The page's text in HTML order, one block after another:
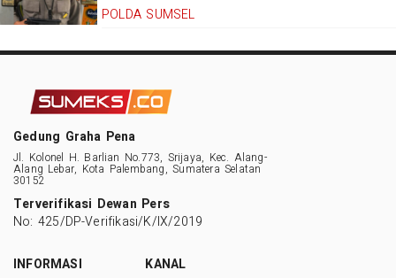
POLDA SUMSEL
Gedung Graha Pena
Jl. Kolonel H. Barlian No.773, Srijaya, Kec. Alang-
Alang Lebar, Kota Palembang, Sumatera Selatan
30152
Terverifikasi Dewan Pers
No: 425/DP-Verifikasi/K/IX/2019
INFORMASI
KANAL